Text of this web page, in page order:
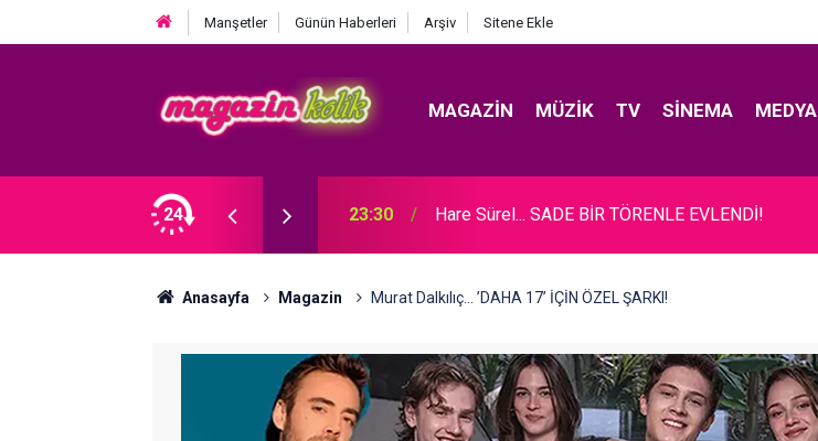
Manşetler Günün Haberleri Arşiv Sitene Ekle
MAGAZIN MÜZIK TV SINEMA MEDYA
24
Bayraşa... SÜRPRİZ İŞ BİRLİĞİ! 23:30 Hare Sürel... SADE BİR TÖRENLE EVLENDİ!
Anasayfa Magazin Murat Dalkılıç... ’DAHA 17’ İÇİN ÖZEL ŞARKI!